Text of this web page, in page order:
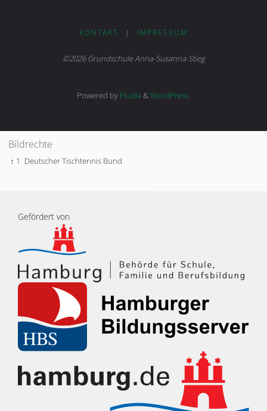
KONTAKT | IMPRESSUM
©2026 Grundschule Anna-Susanna-Stieg
Powered byFluida &WordPress.
Bildrechte
↑ 1 Deutscher Tischtennis Bund
Gefördert von